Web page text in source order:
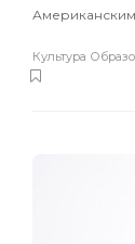
Культура